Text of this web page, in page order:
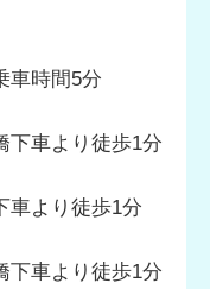
車時間5分
車より徒歩1分
より徒歩1分
車より徒歩1分